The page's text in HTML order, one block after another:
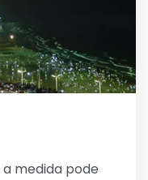
medida pode